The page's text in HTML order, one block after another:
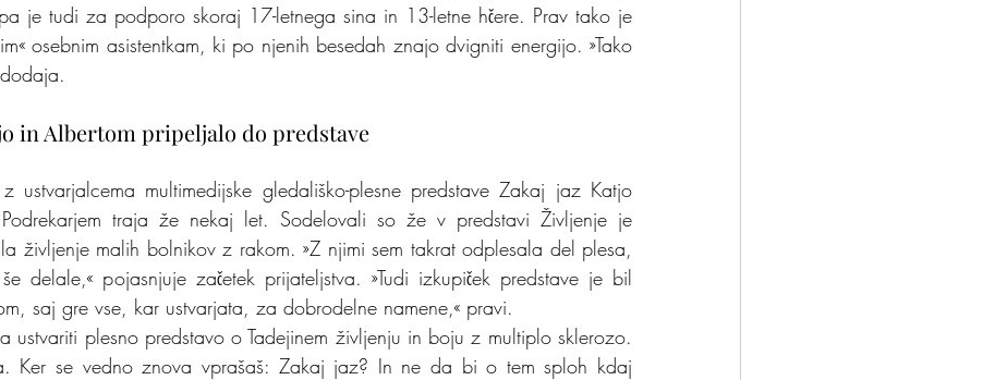
je tudi za podporo skoraj 17-letnega sina in 13-letne hčere. Prav tako je
osebnim asistentkam, ki po njenih besedah znajo dvigniti energijo. »Tako
in Albertom pripeljalo do predstave
ustvarjalcema multimedijske gledališko-plesne predstave Zakaj jaz Katjo
traja že nekaj let. Sodelovali so že v predstavi Življenje je
življenje malih bolnikov z rakom. »Z njimi sem takrat odplesala del plesa,
delale,« pojasnjuje začetek prijateljstva. »Tudi izkupiček predstave je bil
saj gre vse, kar ustvarjata, za dobrodelne namene,« pravi.
ustvariti plesno predstavo o Tadejinem življenju in boju z multiplo sklerozo.
Ker se vedno znova vprašaš: Zakaj jaz? In ne da bi o tem sploh kdaj